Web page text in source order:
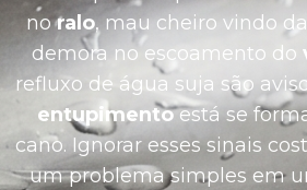
noralo, mau cheiro vindo da
demora no escoamento do
refluxo de água suja são
entupimentoestá se
cano. Ignorar esses sinais
um problema simples em